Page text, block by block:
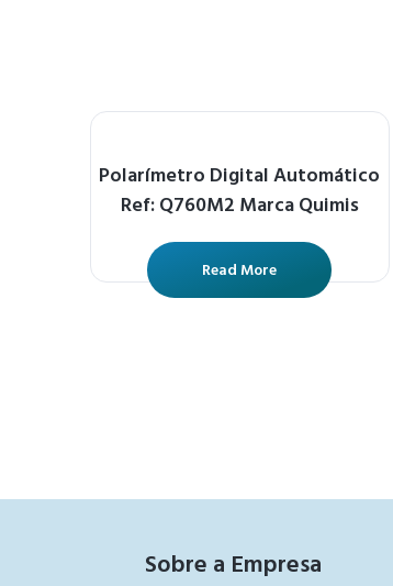
Polarímetro Digital Automático
Ref: Q760M2 Marca Quimis
Read More
Sobre a Empresa